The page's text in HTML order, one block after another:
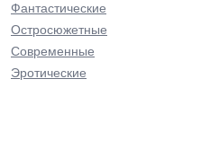
Фантастические
Остросюжетные
Современные
Эротические